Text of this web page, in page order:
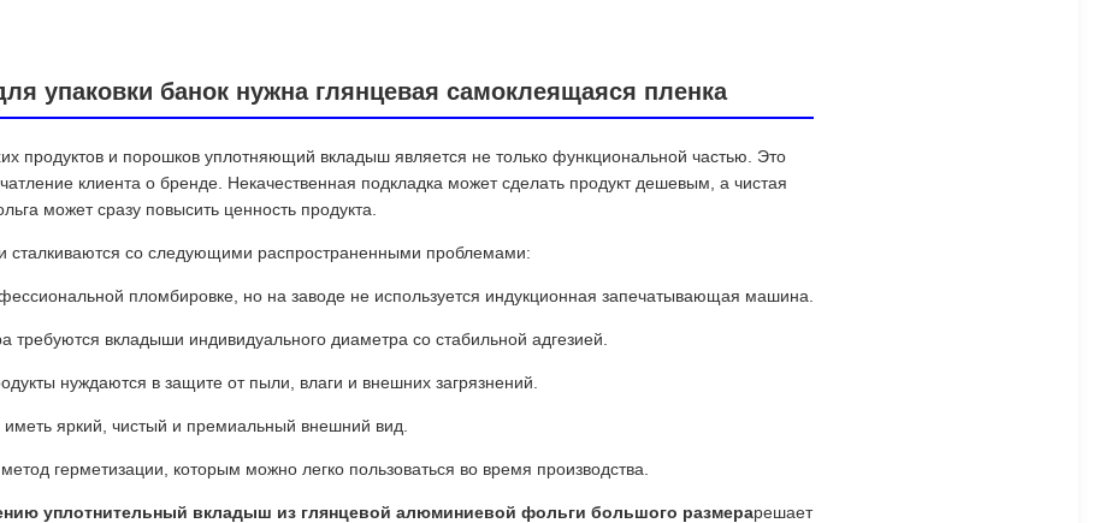
упаковки банок нужна глянцевая самоклеящаяся пленка
продуктов и порошков уплотняющий вкладыш является не только функциональной частью. Это
клиента о бренде. Некачественная подкладка может сделать продукт дешевым, а чистая
может сразу повысить ценность продукта.
сталкиваются со следующими распространенными проблемами:
пломбировке, но на заводе не используется индукционная запечатывающая машина.
требуются вкладыши индивидуального диаметра со стабильной адгезией.
нуждаются в защите от пыли, влаги и внешних загрязнений.
иметь яркий, чистый и премиальный внешний вид.
герметизации, которым можно легко пользоваться во время производства.
уплотнительный вкладыш из глянцевой алюминиевой фольги большого размерарешает